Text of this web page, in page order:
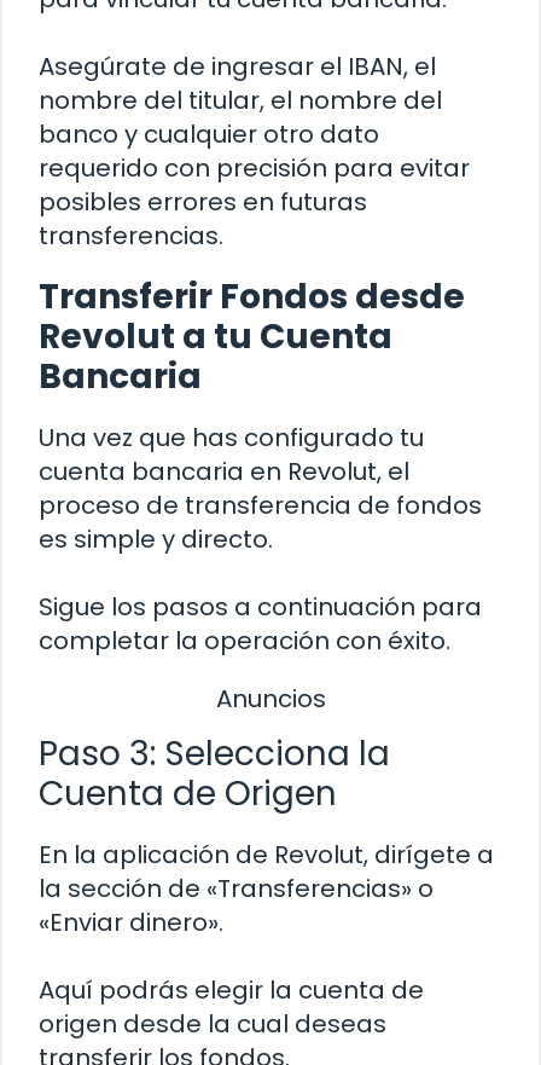
Asegúrate de ingresar el IBAN, el
nombre del titular, el nombre del
banco y cualquier otro dato
requerido con precisión para evitar
posibles errores en futuras
transferencias.
Transferir Fondos desde
Revolut a tu Cuenta
Bancaria
Una vez que has configurado tu
cuenta bancaria en Revolut, el
proceso de transferencia de fondos
es simple y directo.
Sigue los pasos a continuación para
completar la operación con éxito.
Anuncios
Paso 3: Selecciona la
Cuenta de Origen
En la aplicación de Revolut, dirígete a
la sección de «Transferencias» o
«Enviar dinero».
Aquí podrás elegir la cuenta de
origen desde la cual deseas
transferir los fondos.